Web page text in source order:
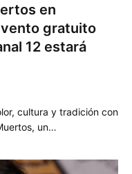
en
gratuito
12 estará
cultura y tradición con
un…